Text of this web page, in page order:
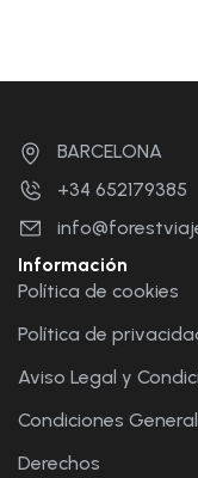
BARCELONA
+34 652179385
Información
Política de cookies
Política de
Aviso Legal y
Condiciones
Derechos